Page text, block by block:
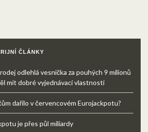
ČLÁNKY
odlehlá vesnička za pouhých 9 milionů
mít dobré vyjednávací vlastnosti
dařilo v červencovém Eurojackpotu?
je přes půl miliardy